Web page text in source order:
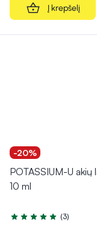
Į krepšelį
-20%
POTASSIUM-U akių
10 ml
Įvertinimas 5.0 iš 5
(3)